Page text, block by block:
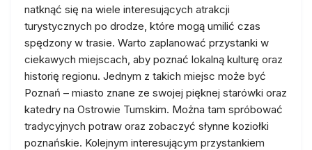
natknąć się na wiele interesujących atrakcji
turystycznych po drodze, które mogą umilić czas
spędzony w trasie. Warto zaplanować przystanki w
ciekawych miejscach, aby poznać lokalną kulturę oraz
historię regionu. Jednym z takich miejsc może być
Poznań – miasto znane ze swojej pięknej starówki oraz
katedry na Ostrowie Tumskim. Można tam spróbować
tradycyjnych potraw oraz zobaczyć słynne koziołki
poznańskie. Kolejnym interesującym przystankiem